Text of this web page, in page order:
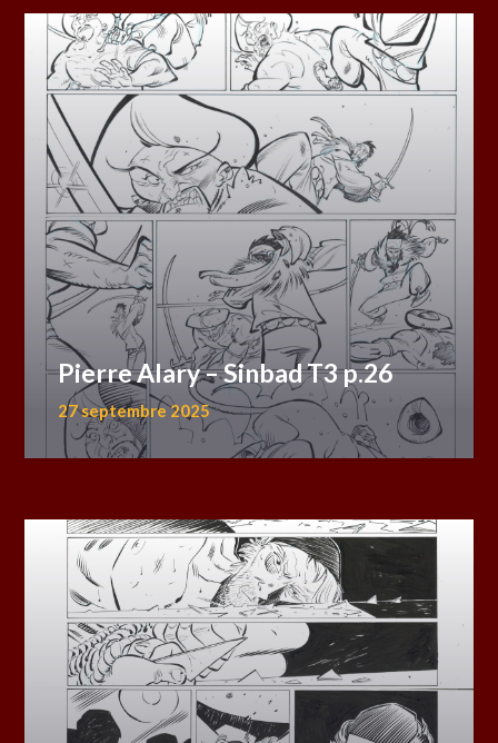
Pierre Alary – Sinbad T3 p.26
27 septembre 2025